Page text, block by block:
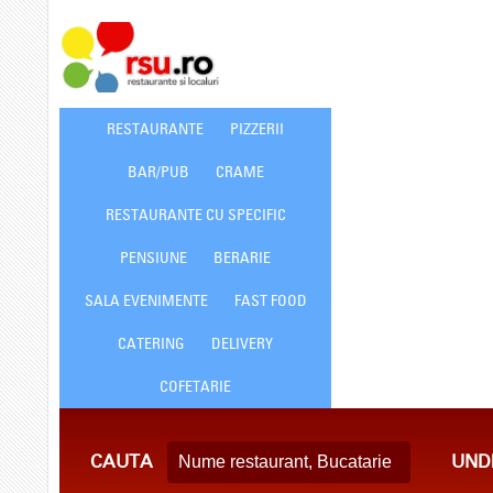
RESTAURANTE PIZZERII
BAR/PUB CRAME
RESTAURANTE CU SPECIFIC
PENSIUNE BERARIE
SALA EVENIMENTE FAST FOOD
CATERING DELIVERY
COFETARIE
CAUTA